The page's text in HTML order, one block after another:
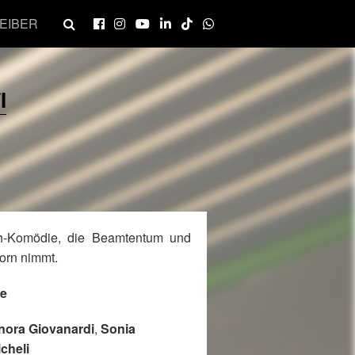
Komödie, die Beamtentum und
nimmt.
Giovanardi, Sonia